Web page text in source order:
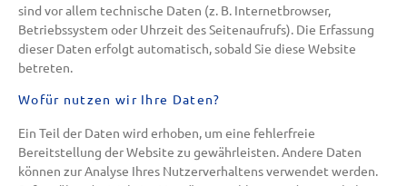
sind vor allem technische Daten (z. B. Internetbrowser,
Betriebssystem oder Uhrzeit des Seitenaufrufs). Die Erfassung
dieser Daten erfolgt automatisch, sobald Sie diese Website
betreten.
Wofür nutzen wir Ihre Daten?
Ein Teil der Daten wird erhoben, um eine fehlerfreie
Bereitstellung der Website zu gewährleisten. Andere Daten
können zur Analyse Ihres Nutzerverhaltens verwendet werden.